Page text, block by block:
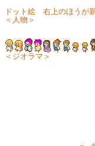
ドット絵 右上のほうが
＜人物＞
＜ジオラマ＞